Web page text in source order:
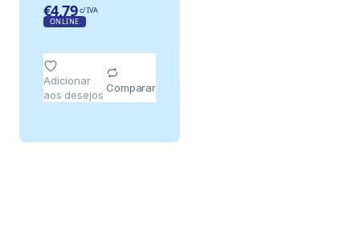
€4,79 c/ IVA
ONLINE
Adicionar
aos desejos
Comparar